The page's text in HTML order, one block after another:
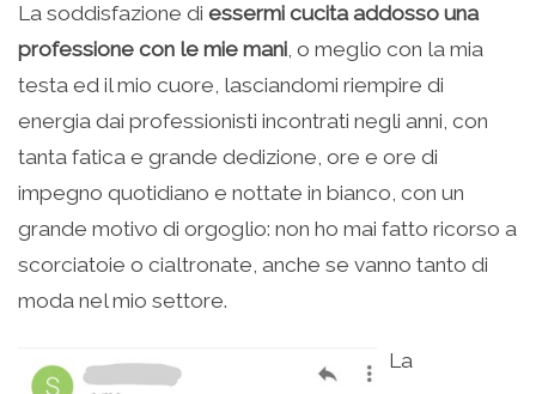
La soddisfazione di essermi cucita addosso una
professione con le mie mani, o meglio con la mia
testa ed il mio cuore, lasciandomi riempire di
energia dai professionisti incontrati negli anni, con
tanta fatica e grande dedizione, ore e ore di
impegno quotidiano e nottate in bianco, con un
grande motivo di orgoglio: non ho mai fatto ricorso a
scorciatoie o cialtronate, anche se vanno tanto di
moda nel mio settore.
La